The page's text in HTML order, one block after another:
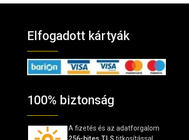
Elfogadott kártyák
100% biztonság
A fizetés és az adatforgalom